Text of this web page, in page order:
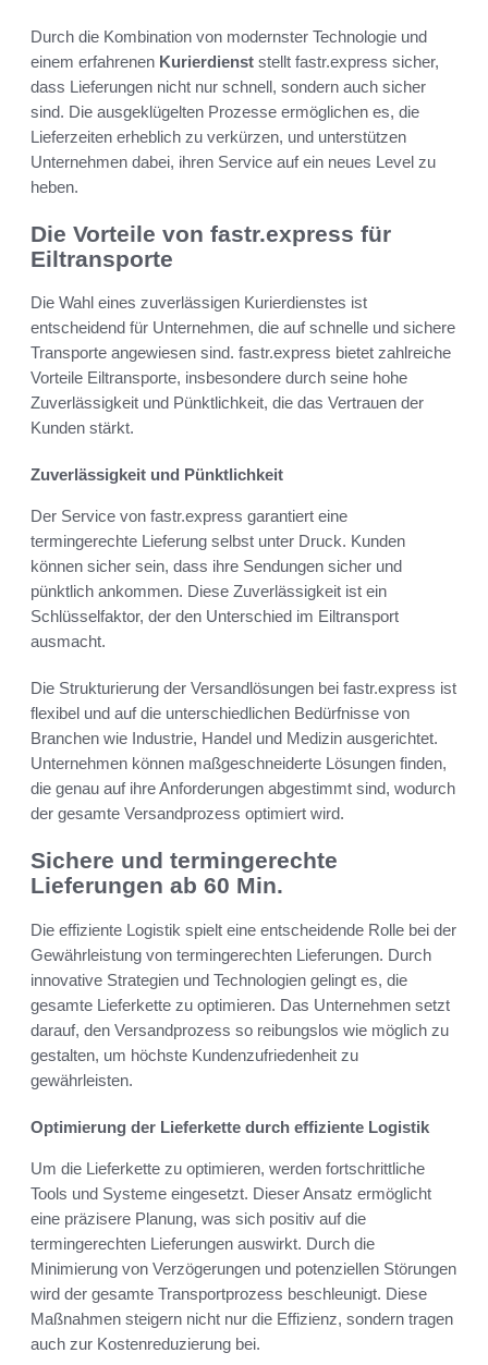
Durch die Kombination von modernster Technologie und
einem erfahrenen Kurierdienst stellt fastr.express sicher,
dass Lieferungen nicht nur schnell, sondern auch sicher
sind. Die ausgeklügelten Prozesse ermöglichen es, die
Lieferzeiten erheblich zu verkürzen, und unterstützen
Unternehmen dabei, ihren Service auf ein neues Level zu
heben.
Die Vorteile von fastr.express für
Eiltransporte
Die Wahl eines zuverlässigen Kurierdienstes ist
entscheidend für Unternehmen, die auf schnelle und sichere
Transporte angewiesen sind. fastr.express bietet zahlreiche
Vorteile Eiltransporte, insbesondere durch seine hohe
Zuverlässigkeit und Pünktlichkeit, die das Vertrauen der
Kunden stärkt.
Zuverlässigkeit und Pünktlichkeit
Der Service von fastr.express garantiert eine
termingerechte Lieferung selbst unter Druck. Kunden
können sicher sein, dass ihre Sendungen sicher und
pünktlich ankommen. Diese Zuverlässigkeit ist ein
Schlüsselfaktor, der den Unterschied im Eiltransport
ausmacht.
Die Strukturierung der Versandlösungen bei fastr.express ist
flexibel und auf die unterschiedlichen Bedürfnisse von
Branchen wie Industrie, Handel und Medizin ausgerichtet.
Unternehmen können maßgeschneiderte Lösungen finden,
die genau auf ihre Anforderungen abgestimmt sind, wodurch
der gesamte Versandprozess optimiert wird.
Sichere und termingerechte
Lieferungen ab 60 Min.
Die effiziente Logistik spielt eine entscheidende Rolle bei der
Gewährleistung von termingerechten Lieferungen. Durch
innovative Strategien und Technologien gelingt es, die
gesamte Lieferkette zu optimieren. Das Unternehmen setzt
darauf, den Versandprozess so reibungslos wie möglich zu
gestalten, um höchste Kundenzufriedenheit zu
gewährleisten.
Optimierung der Lieferkette durch effiziente Logistik
Um die Lieferkette zu optimieren, werden fortschrittliche
Tools und Systeme eingesetzt. Dieser Ansatz ermöglicht
eine präzisere Planung, was sich positiv auf die
termingerechten Lieferungen auswirkt. Durch die
Minimierung von Verzögerungen und potenziellen Störungen
wird der gesamte Transportprozess beschleunigt. Diese
Maßnahmen steigern nicht nur die Effizienz, sondern tragen
auch zur Kostenreduzierung bei.